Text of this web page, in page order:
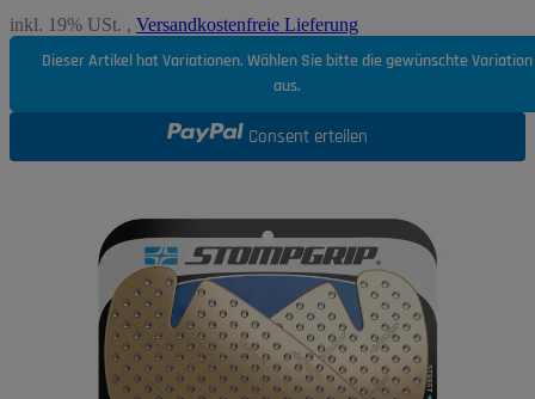
inkl. 19% USt. , Versandkostenfreie Lieferung
Dieser Artikel hat Variationen. Wählen Sie bitte die gewünschte Variation
aus.
Consent erteilen